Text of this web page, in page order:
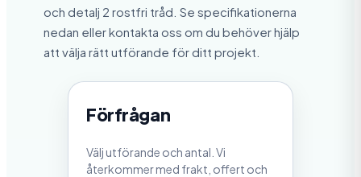
och detalj 2 rostfri tråd. Se specifikationerna
nedan eller kontakta oss om du behöver hjälp
att välja rätt utförande för ditt projekt.
Förfrågan
Välj utförande och antal. Vi
återkommer med frakt, offert och